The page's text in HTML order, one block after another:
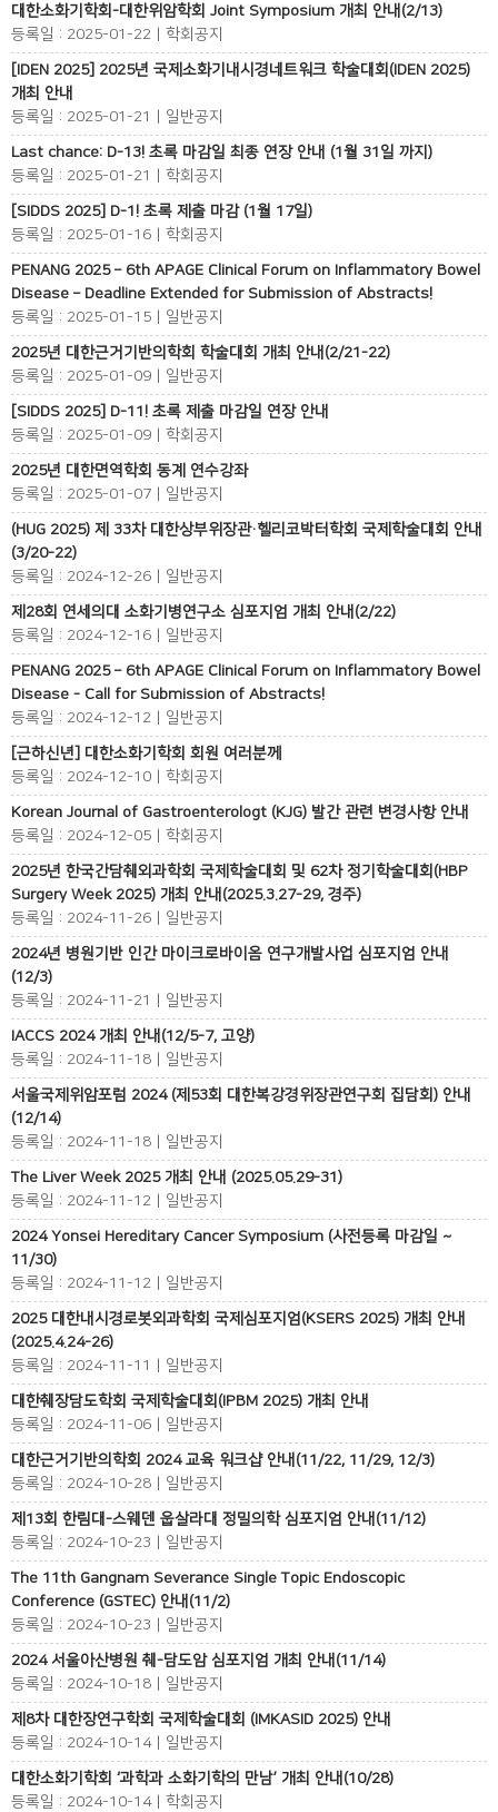
대한소화기학회-대한위암학회 Joint Symposium 개최 안내(2/13)
등록일 : 2025-01-22 | 학회공지
[IDEN 2025] 2025년 국제소화기내시경네트워크 학술대회(IDEN 2025)
개최 안내
등록일 : 2025-01-21 | 일반공지
Last chance: D-13! 초록 마감일 최종 연장 안내 (1월 31일 까지)
등록일 : 2025-01-21 | 학회공지
[SIDDS 2025] D-1! 초록 제출 마감 (1월 17일)
등록일 : 2025-01-16 | 학회공지
PENANG 2025 – 6th APAGE Clinical Forum on Inflammatory Bowel
Disease – Deadline Extended for Submission of Abstracts!
등록일 : 2025-01-15 | 일반공지
2025년 대한근거기반의학회 학술대회 개최 안내(2/21-22)
등록일 : 2025-01-09 | 일반공지
[SIDDS 2025] D-11! 초록 제출 마감일 연장 안내
등록일 : 2025-01-09 | 학회공지
2025년 대한면역학회 동계 연수강좌
등록일 : 2025-01-07 | 일반공지
(HUG 2025) 제 33차 대한상부위장관·헬리코박터학회 국제학술대회 안내
(3/20-22)
등록일 : 2024-12-26 | 일반공지
제28회 연세의대 소화기병연구소 심포지엄 개최 안내(2/22)
등록일 : 2024-12-16 | 일반공지
PENANG 2025 – 6th APAGE Clinical Forum on Inflammatory Bowel
Disease - Call for Submission of Abstracts!
등록일 : 2024-12-12 | 일반공지
[근하신년] 대한소화기학회 회원 여러분께
등록일 : 2024-12-10 | 학회공지
Korean Journal of Gastroenterologt (KJG) 발간 관련 변경사항 안내
등록일 : 2024-12-05 | 학회공지
2025년 한국간담췌외과학회 국제학술대회 및 62차 정기학술대회(HBP
Surgery Week 2025) 개최 안내(2025.3.27-29, 경주)
등록일 : 2024-11-26 | 일반공지
2024년 병원기반 인간 마이크로바이옴 연구개발사업 심포지엄 안내
(12/3)
등록일 : 2024-11-21 | 일반공지
IACCS 2024 개최 안내(12/5-7, 고양)
등록일 : 2024-11-18 | 일반공지
서울국제위암포럼 2024 (제53회 대한복강경위장관연구회 집담회) 안내
(12/14)
등록일 : 2024-11-18 | 일반공지
The Liver Week 2025 개최 안내 (2025.05.29-31)
등록일 : 2024-11-12 | 일반공지
2024 Yonsei Hereditary Cancer Symposium (사전등록 마감일 ~
11/30)
등록일 : 2024-11-12 | 일반공지
2025 대한내시경로봇외과학회 국제심포지엄(KSERS 2025) 개최 안내
(2025.4.24-26)
등록일 : 2024-11-11 | 일반공지
대한췌장담도학회 국제학술대회(IPBM 2025) 개최 안내
등록일 : 2024-11-06 | 일반공지
대한근거기반의학회 2024 교육 워크샵 안내(11/22, 11/29, 12/3)
등록일 : 2024-10-28 | 일반공지
제13회 한림대-스웨덴 웁살라대 정밀의학 심포지엄 안내(11/12)
등록일 : 2024-10-23 | 일반공지
The 11th Gangnam Severance Single Topic Endoscopic
Conference (GSTEC) 안내(11/2)
등록일 : 2024-10-23 | 일반공지
2024 서울아산병원 췌-담도암 심포지엄 개최 안내(11/14)
등록일 : 2024-10-18 | 일반공지
제8차 대한장연구학회 국제학술대회 (IMKASID 2025) 안내
등록일 : 2024-10-14 | 일반공지
대한소화기학회 ‘과학과 소화기학의 만남’ 개최 안내(10/28)
등록일 : 2024-10-14 | 학회공지